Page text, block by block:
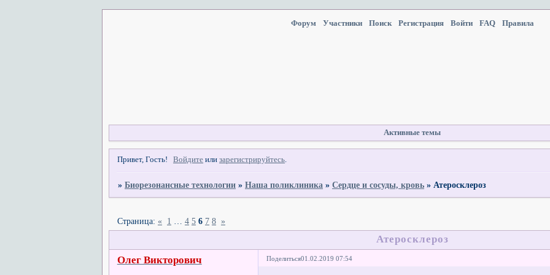
Форум Участники Поиск Регистрация Войти FAQ Правила
Активные темы
Привет, Гость! Войдите илизарегистрируйтесь.
»Биорезонансные технологии »Наша поликлиника »Сердце и сосуды, кровь » Атеросклероз
Атеросклероз
Страница: « 1 4 5 6 7 8 »
Поделиться01.02.2019 07:54
Олег Викторович